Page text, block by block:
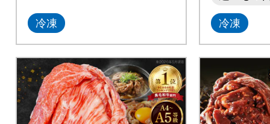
冷凍 冷凍